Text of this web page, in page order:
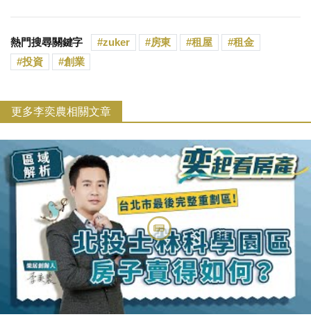
熱門搜尋關鍵字 zuker 房東 租屋
租金
投資
創業
更多李奕農相關文章